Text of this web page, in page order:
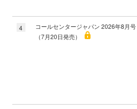
4
コールセンタージャパン 2026年8月号
（7月20日発売）